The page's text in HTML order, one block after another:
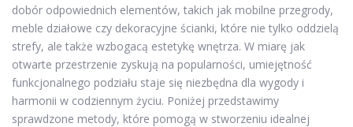
dobór odpowiednich elementów, takich jak mobilne przegrody,
meble działowe czy dekoracyjne ścianki, które nie tylko oddzielą
strefy, ale także wzbogacą estetykę wnętrza. W miarę jak
otwarte przestrzenie zyskują na popularności, umiejętność
funkcjonalnego podziału staje się niezbędna dla wygody i
harmonii w codziennym życiu. Poniżej przedstawimy
sprawdzone metody, które pomogą w stworzeniu idealnej